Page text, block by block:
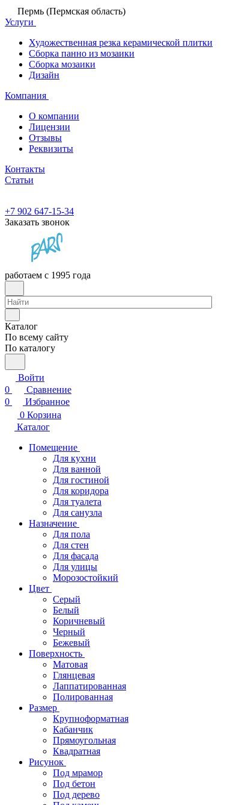
Пермь (Пермская область)
Услуги
Художественная резка керамической плитки
Сборка панно из мозаики
Сборка мозаики
Дизайн
Компания
О компании
Лицензии
Отзывы
Реквизиты
Контакты
Статьи
+7 902 647-15-34
Заказать звонок
работаем с 1995 года
Каталог
По всему сайту
По каталогу
Войти
0
Сравнение
0
Избранное
0 Корзина
Каталог
Помещение
Для кухни
Для ванной
Для гостиной
Для коридора
Для туалета
Для санузла
Назначение
Для пола
Для стен
Для фасада
Для улицы
Морозостойкий
Цвет
Серый
Белый
Коричневый
Черный
Бежевый
Поверхность
Матовая
Глянцевая
Лаппатированная
Полированная
Размер
Крупноформатная
Кабанчик
Прямоугольная
Квадратная
Рисунок
Под мрамор
Под бетон
Под дерево